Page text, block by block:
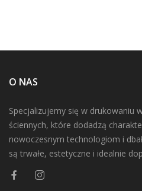
O NAS
Specjalizujemy się w drukowaniu
ściennych, które dodadzą
nowoczesnym technologiom i
są trwałe, estetyczne i idealnie